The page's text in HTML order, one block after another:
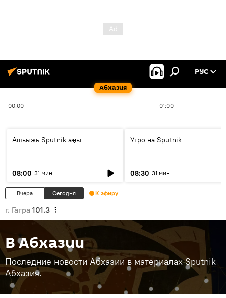
Абхазия
РУС
00:00 01:00
Ашьыжь Sputnik аҿы
08:00 31 мин
Утро на Sputnik
08:30 31 мин
Вчера Сегодня К эфиру
г. Гагра 101.3
В Абхазии
Последние новости Абхазии в материалах Sputnik
Абхазия.